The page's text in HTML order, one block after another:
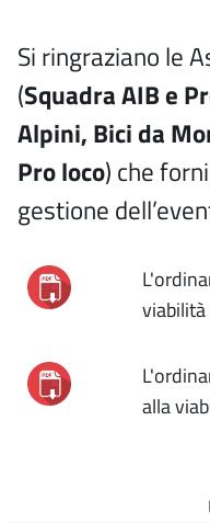
Si ringraziano le
(Squadra AIB e
Alpini, Bici da
Pro loco) che
gestione
alla